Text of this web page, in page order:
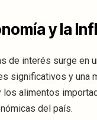
y la
de interés surge en
significativos y una
alimentos
del país.